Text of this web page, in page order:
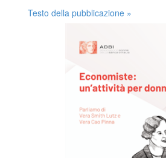
Testo della pubblicazione »